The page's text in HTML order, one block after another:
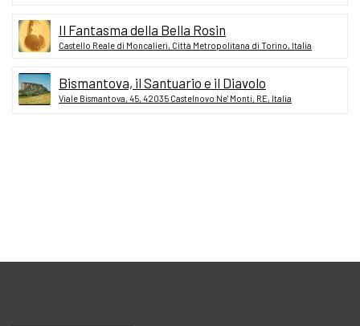
Il Fantasma della Bella Rosin
Castello Reale di Moncalieri, Città Metropolitana di Torino, Italia
Bismantova, il Santuario e il Diavolo
Viale Bismantova, 45, 42035 Castelnovo Ne' Monti, RE, Italia